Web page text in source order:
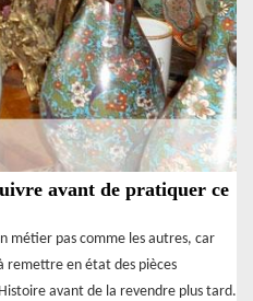
avant de pratiquer ce
métier pas comme les autres, car
remettre en état des pièces
avant de la revendre plus tard.